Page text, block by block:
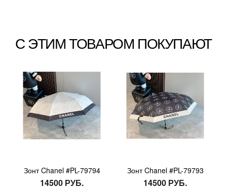
С ЭТИМ ТОВАРОМ ПОКУПАЮТ
Зонт Chanel #PL-79794
14500 РУБ.
Зонт Chanel #PL-79793
14500 РУБ.